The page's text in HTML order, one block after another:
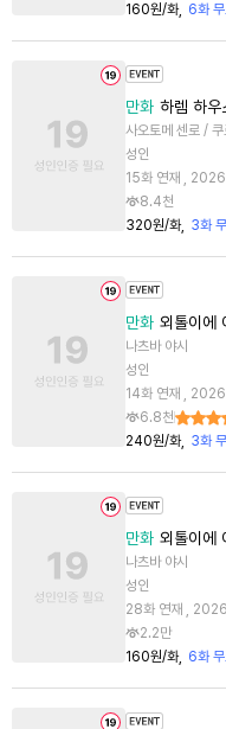
160원/화
6화
만화 하렘 하우
사오토메 센로 / 쿠
성인
15화 연재 ,
8.4천
320원/화
3화
만화 외톨이에
나츠바 야시
성인
14화 연재 ,
6.8천
240원/화
3화
만화 외톨이에
나츠바 야시
성인
28화 연재 ,
2.2만
160원/화
6화